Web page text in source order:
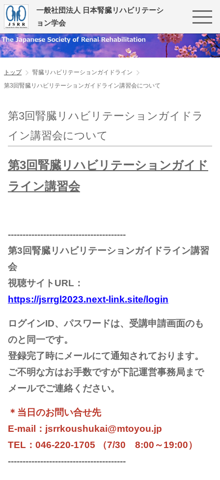
一般社団法人 日本腎臓リハビリテーシ
ョン学会
トップ
腎臓リハビリテーションガイドライン
第3回腎臓リハビリテーションガイドライン講習会について
第3回腎臓リハビリテーションガイドラ
イン講習会について
第3回腎臓リハビリテーションガイド
ライン講習会
----------------------------------------
第3回腎臓リハビリテーションガイドライン講習
会
視聴サイトURL：
https://jsrrgl2023.next-link.site/login
ログインID、パスワードは、受講申請画面のも
のと同一です。
登録完了時にメールにて通知されております。
ご不明な方はお手数ですが下記運営事務局まで
メールでご連絡ください。
＊当日のお問い合せ先
E-mail： jsrrkoushukai@mtoyou.jp
TEL：046-220-1705 （7/30 8:00～19:00）
----------------------------------------